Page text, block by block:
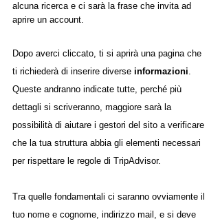
alcuna ricerca e ci sarà la frase che invita ad
aprire un account.
Dopo averci cliccato, ti si aprirà una pagina che
ti richiederà di inserire diverse informazioni.
Queste andranno indicate tutte, perché più
dettagli si scriveranno, maggiore sarà la
possibilità di aiutare i gestori del sito a verificare
che la tua struttura abbia gli elementi necessari
per rispettare le regole di TripAdvisor.
Tra quelle fondamentali ci saranno ovviamente il
tuo nome e cognome, indirizzo mail, e si deve